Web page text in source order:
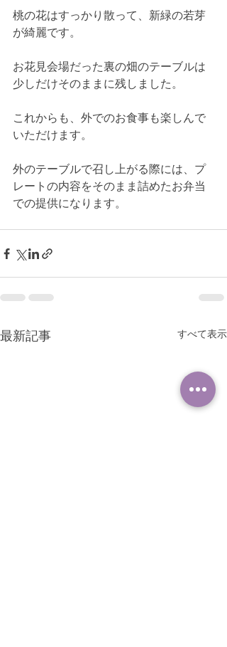
桃の花はすっかり散って、新緑の若芽
が綺麗です。
お花見会場だった裏の畑のテーブルは
少しだけそのままに残しました。
これからも、外でのお食事も楽しんで
いただけます。
外のテーブルで召し上がる際には、プ
レートの内容をそのまま詰めたお弁当
での提供になります。
最新記事 すべて表示